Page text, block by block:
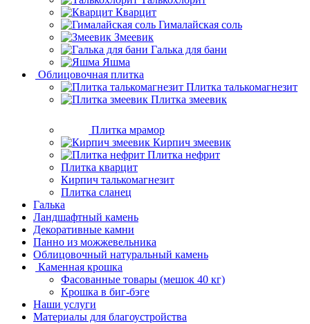
Кварцит
Гималайская соль
Змеевик
Галька для бани
Яшма
Облицовочная плитка
Плитка талькомагнезит
Плитка змеевик
Плитка мрамор
Кирпич змеевик
Плитка нефрит
Плитка кварцит
Кирпич талькомагнезит
Плитка сланец
Галька
Ландшафтный камень
Декоративные камни
Панно из можжевельника
Облицовочный натуральный камень
Каменная крошка
Фасованные товары (мешок 40 кг)
Крошка в биг-бэге
Наши услуги
Материалы для благоустройства